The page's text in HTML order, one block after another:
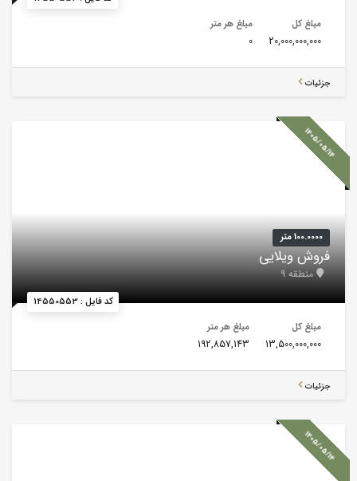
مبلغ کل
20,000,000,000
مبلغ هر متر
0
جزئیات
1405/05/14
کد فایل : 14550553
100.0000 متر
فروش ویلایی
منطقه 9
مبلغ کل
13,500,000,000
مبلغ هر متر
192,857,143
جزئیات
1405/05/14